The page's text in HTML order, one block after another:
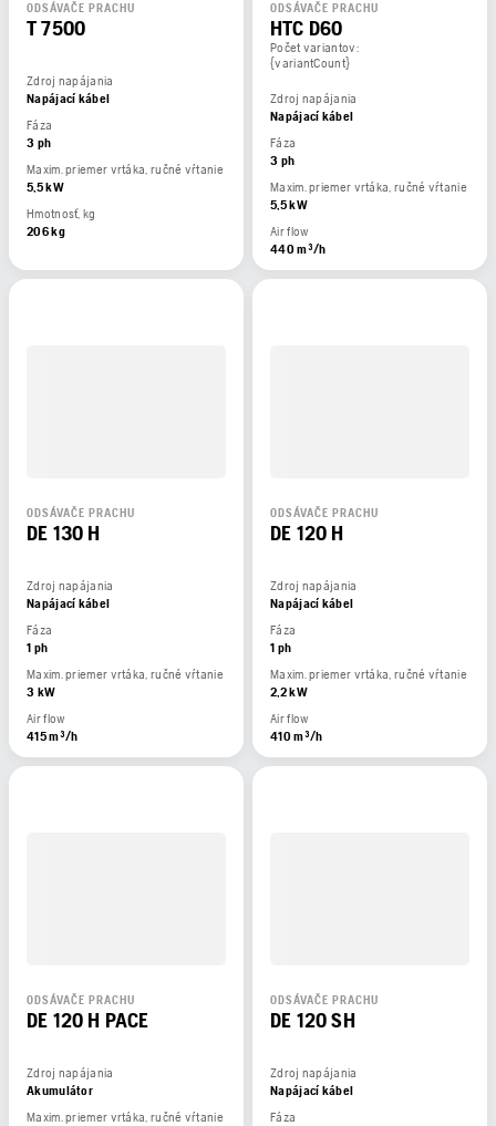
ODSÁVAČE PRACHU
T 7500
Zdroj napájania
Napájací kábel
Fáza
3 ph
Maxim. priemer vrtáka, ručné vŕtanie
5,5 kW
Hmotnosť, kg
206 kg
ODSÁVAČE PRACHU
HTC D60
Počet variantov:
{variantCount}
Zdroj napájania
Napájací kábel
Fáza
3 ph
Maxim. priemer vrtáka, ručné vŕtanie
5,5 kW
Air flow
440 m³/h
ODSÁVAČE PRACHU
DE 130 H
Zdroj napájania
Napájací kábel
Fáza
1 ph
Maxim. priemer vrtáka, ručné vŕtanie
3 kW
Air flow
415 m³/h
ODSÁVAČE PRACHU
DE 120 H
Zdroj napájania
Napájací kábel
Fáza
1 ph
Maxim. priemer vrtáka, ručné vŕtanie
2,2 kW
Air flow
410 m³/h
ODSÁVAČE PRACHU
DE 120 H PACE
Zdroj napájania
Akumulátor
Maxim. priemer vrtáka, ručné vŕtanie
ODSÁVAČE PRACHU
DE 120 SH
Zdroj napájania
Napájací kábel
Fáza